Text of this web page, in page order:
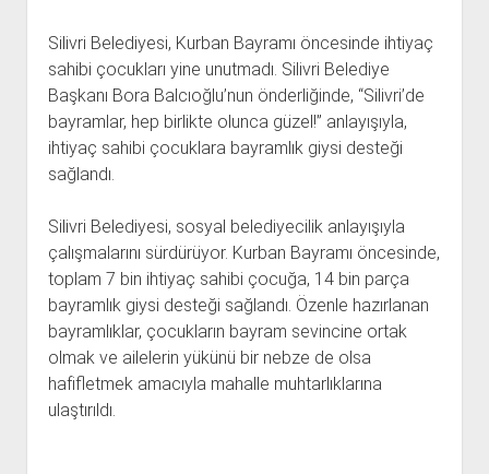
Silivri Belediyesi, Kurban Bayramı öncesinde ihtiyaç
sahibi çocukları yine unutmadı. Silivri Belediye
Başkanı Bora Balcıoğlu’nun önderliğinde, “Silivri’de
bayramlar, hep birlikte olunca güzel!” anlayışıyla,
ihtiyaç sahibi çocuklara bayramlık giysi desteği
sağlandı.
Silivri Belediyesi, sosyal belediyecilik anlayışıyla
çalışmalarını sürdürüyor. Kurban Bayramı öncesinde,
toplam 7 bin ihtiyaç sahibi çocuğa, 14 bin parça
bayramlık giysi desteği sağlandı. Özenle hazırlanan
bayramlıklar, çocukların bayram sevincine ortak
olmak ve ailelerin yükünü bir nebze de olsa
hafifletmek amacıyla mahalle muhtarlıklarına
ulaştırıldı.